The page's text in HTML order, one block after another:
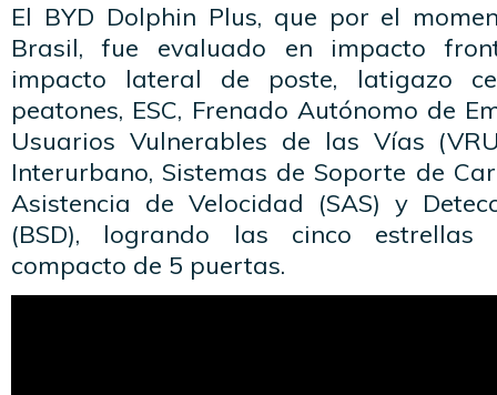
El BYD Dolphin Plus, que por el
Brasil, fue evaluado en impacto
impacto lateral de poste, latigazo
peatones, ESC, Frenado Autónomo de
Usuarios Vulnerables de las Vías
Interurbano, Sistemas de Soporte de
Asistencia de Velocidad (SAS) y
(BSD), logrando las cinco
compacto de 5 puertas.